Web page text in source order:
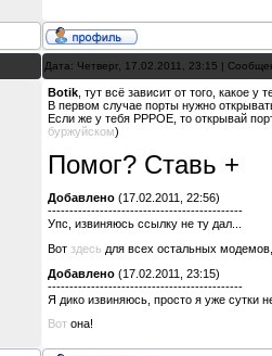
Дата: Четверг, 17.02.2011, 23:15 |
Botik , тут всё зависит от того, какое
В первом случае порты нужно
Если же у тебя PPPOE, то открывай
буржуйском)
Помог? Ставь +
Добавлено (17.02.2011, 22:56)
---------------------------------------------
Упс, извиняюсь ссылку не ту дал...
Вот здесь для всех остальных
Добавлено (17.02.2011, 23:15)
---------------------------------------------
Я дико извиняюсь, просто я уже сутки
Вот она!